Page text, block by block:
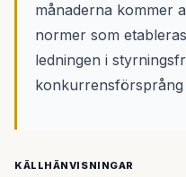
månaderna kommer
normer som
ledningen i
konkurrensförsprång
KÄLLHÄNVISNINGAR